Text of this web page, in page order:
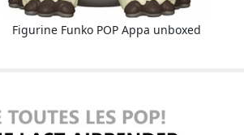
Figurine Funko POP Appa unboxed